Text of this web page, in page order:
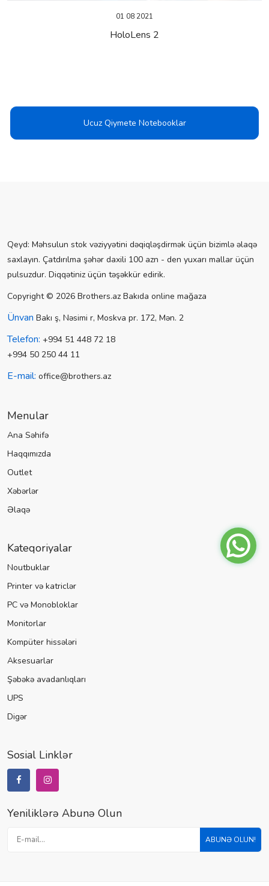
01 08 2021
HoloLens 2
Ucuz Qiymete Notebooklar
Qeyd: Məhsulun stok vəziyyətini dəqiqləşdirmək üçün bizimlə əlaqə
saxlayın. Çatdırılma şəhər daxili 100 azn - den yuxarı mallar üçün
pulsuzdur. Diqqətiniz üçün təşəkkür edirik.
Copyright © 2026 Brothers.az Bakıda online mağaza
Ünvan Bakı ş, Nəsimi r, Moskva pr. 172, Mən. 2
Telefon: +994 51 448 72 18
+994 50 250 44 11
E-mail: office@brothers.az
Menular
Ana Səhifə
Haqqımızda
Outlet
Xəbərlər
Əlaqə
Kateqoriyalar
Noutbuklar
Printer və katriclər
PC və Monobloklar
Monitorlar
Kompüter hissələri
Aksesuarlar
Şəbəkə avadanlıqları
UPS
Digər
Sosial Linklər
Yeniliklərə Abunə Olun
ABUNƏ OLUN!